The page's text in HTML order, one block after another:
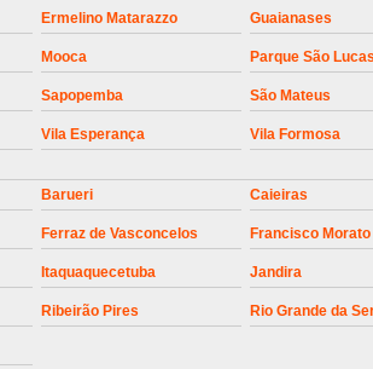
Ermelino Matarazzo Guaianases
Mooca Parque São Lucas
Sapopemba São Mateus
Vila Esperança Vila Formosa
Barueri Caieiras
Ferraz de Vasconcelos Francisco Morato
Itaquaquecetuba Jandira
Ribeirão Pires Rio Grande da